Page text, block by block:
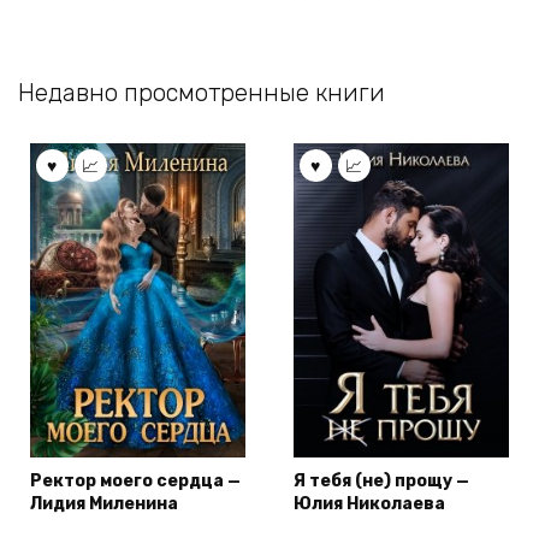
Недавно просмотренные книги
Ректор моего сердца —
Лидия Миленина
Я тебя (не) прощу —
Юлия Николаева